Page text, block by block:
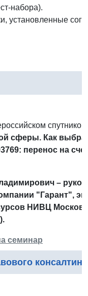
набора).
установленные
сферы. Как
перенос на
–
"Гарант",
НИВЦ
семинар